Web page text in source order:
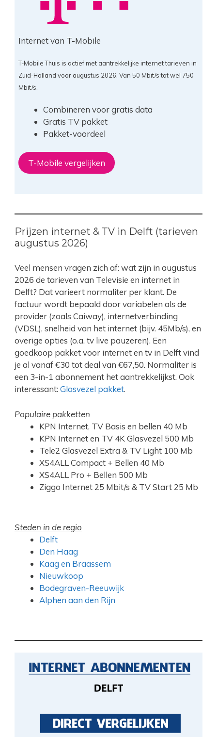
Internet van T-Mobile
T-Mobile Thuis is actief met aantrekkelijke internet tarieven in
Zuid-Holland voor augustus 2026. Van 50 Mbit/s tot wel 750
Mbit/s.
Combineren voor gratis data
Gratis TV pakket
Pakket-voordeel
T-Mobile vergelijken
Prijzen internet & TV in Delft (tarieven
augustus 2026)
Veel mensen vragen zich af: wat zijn in augustus
2026 de tarieven van Televisie en internet in
Delft? Dat varieert normaliter per klant. De
factuur wordt bepaald door variabelen als de
provider (zoals Caiway), internetverbinding
(VDSL), snelheid van het internet (bijv. 45Mb/s), en
overige opties (o.a. tv live pauzeren). Een
goedkoop pakket voor internet en tv in Delft vind
je al vanaf €30 tot deal van €67,50. Normaliter is
een 3-in-1 abonnement het aantrekkelijkst. Ook
interessant: Glasvezel pakket.
Populaire pakketten
KPN Internet, TV Basis en bellen 40 Mb
KPN Internet en TV 4K Glasvezel 500 Mb
Tele2 Glasvezel Extra & TV Light 100 Mb
XS4ALL Compact + Bellen 40 Mb
XS4ALL Pro + Bellen 500 Mb
Ziggo Internet 25 Mbit/s & TV Start 25 Mb
Steden in de regio
Delft
Den Haag
Kaag en Braassem
Nieuwkoop
Bodegraven-Reeuwijk
Alphen aan den Rijn